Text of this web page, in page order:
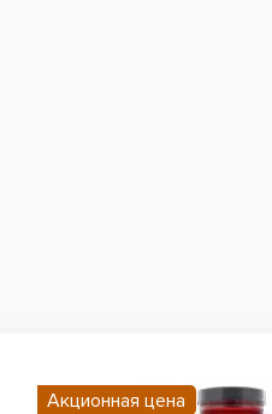
Акционная цена